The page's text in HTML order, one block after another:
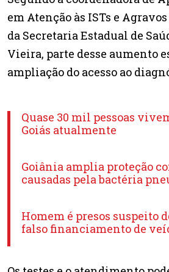
em Atenção às ISTs e
da Secretaria Estadual de
Vieira, parte desse aumento
ampliação do acesso ao
Quase 30 mil pessoas
Goiás atualmente
Goiânia amplia proteção
causadas pela bactéria
Homem é presos suspeito
falso financiamento de